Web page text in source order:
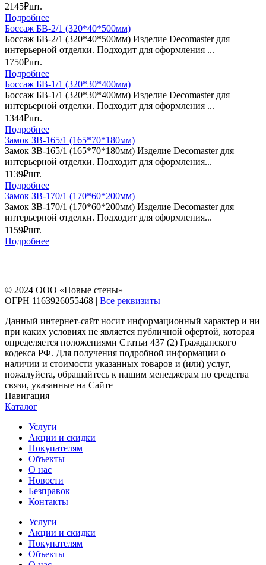
2145₽шт.
Подробнее
Боссаж БВ-2/1 (320*40*500мм)
Боссаж БВ-2/1 (320*40*500мм) Изделие Decomaster для
интерьерной отделки. Подходит для оформления ...
1750₽шт.
Подробнее
Боссаж БВ-1/1 (320*30*400мм)
Боссаж БВ-1/1 (320*30*400мм) Изделие Decomaster для
интерьерной отделки. Подходит для оформления ...
1344₽шт.
Подробнее
Замок ЗВ-165/1 (165*70*180мм)
Замок ЗВ-165/1 (165*70*180мм) Изделие Decomaster для
интерьерной отделки. Подходит для оформления...
1139₽шт.
Подробнее
Замок ЗВ-170/1 (170*60*200мм)
Замок ЗВ-170/1 (170*60*200мм) Изделие Decomaster для
интерьерной отделки. Подходит для оформления...
1159₽шт.
Подробнее
© 2024 ООО «Новые стены» |
ОГРН 1163926055468 | Все реквизиты
Данный интернет-сайт носит информационный характер и ни
при каких условиях не является публичной офертой, которая
определяется положениями Статьи 437 (2) Гражданского
кодекса РФ. Для получения подробной информации о
наличии и стоимости указанных товаров и (или) услуг,
пожалуйста, обращайтесь к нашим менеджерам по средства
связи, указанные на Сайте
Навигация
Каталог
Услуги
Акции и скидки
Покупателям
Объекты
О нас
Новости
Безправок
Контакты
Услуги
Акции и скидки
Покупателям
Объекты